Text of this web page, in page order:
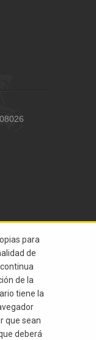
para
de
de la
tiene la
que sean
deberá